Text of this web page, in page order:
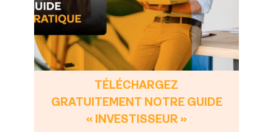
TÉLÉCHARGEZ
GRATUITEMENT NOTRE GUIDE
« INVESTISSEUR »